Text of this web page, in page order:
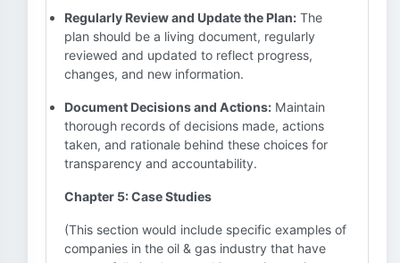
Regularly Review and Update the Plan: The
plan should be a living document, regularly
reviewed and updated to reflect progress,
changes, and new information.
Document Decisions and Actions: Maintain
thorough records of decisions made, actions
taken, and rationale behind these choices for
transparency and accountability.
Chapter 5: Case Studies
(This section would include specific examples of
companies in the oil & gas industry that have